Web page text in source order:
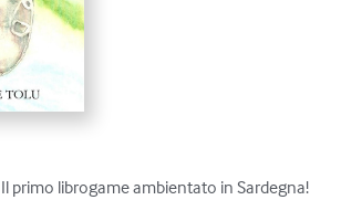
Il primo librogame ambientato in Sardegna!